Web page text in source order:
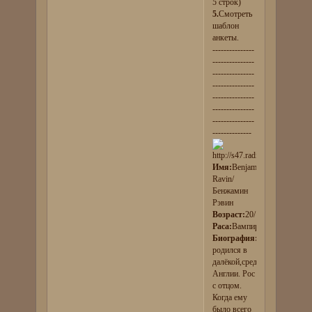
5 строк)
5.Смотреть
шаблон
анкеты.
---------------
---------------
---------------
---------------
---------------
---------------
---------------
--------------
Имя:Benjamin
Ravin/
Бенжамин
Рэвин
Возраст:20/100
Раса:Вампир
Биография:
родился в
далёкой,средневековой
Англии. Рос
с отцом.
Когда ему
было всего